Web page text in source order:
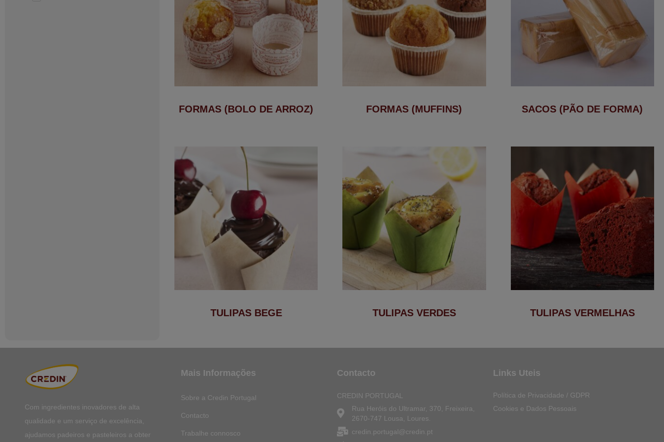
FORMAS (BOLO DE ARROZ) FORMAS (MUFFINS) SACOS (PÃO DE FORMA)
TULIPAS BEGE TULIPAS VERDES TULIPAS VERMELHAS
Com ingredientes inovadores de alta
qualidade e um serviço de excelência,
ajudamos padeiros e pasteleiros a obter
Mais Informações
Sobre a Credin Portugal
Contacto
Trabalhe connosco
Contacto
CREDIN PORTUGAL
Rua Heróis do Ultramar, 370, Freixeira,
2670-747 Lousa, Loures.
credin.portugal@credin.pt
Links Uteis
Política de Privacidade / GDPR
Cookies e Dados Pessoais